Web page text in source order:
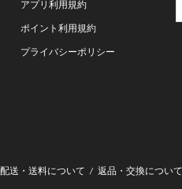
アプリ利用規約
ポイント利用規約
プライバシーポリシー
配送・送料について 返品・交換について